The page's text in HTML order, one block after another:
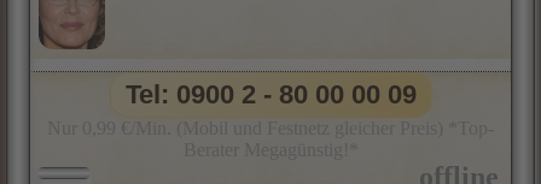
Tel: 0900 2 - 80 00 00 09